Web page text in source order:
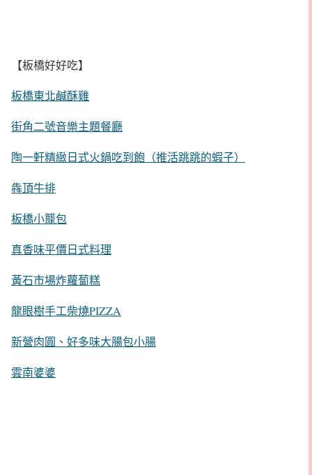
【板橋好好吃】
板橋東北鹹酥雞
街角二號音樂主題餐廳
陶一軒精緻日式火鍋吃到飽（推活跳跳的蝦子）
犇頂牛排
板橋小籠包
真香味平價日式料理
黃石市場炸蘿蔔糕
龍眼樹手工柴燒PIZZA
新營肉圓、好多味大腸包小腸
雲南婆婆